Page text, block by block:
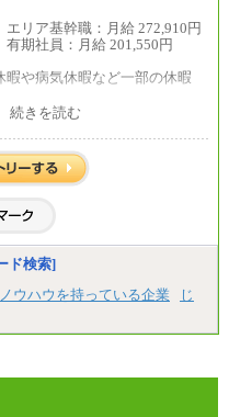
エリア基幹職：月給 272,910円
有期社員：月給 201,550円
や病気休暇など一部の休暇
有期社員 ：月給 201,550円
きを読む
ド検索]
ウハウを持っている企業
じ